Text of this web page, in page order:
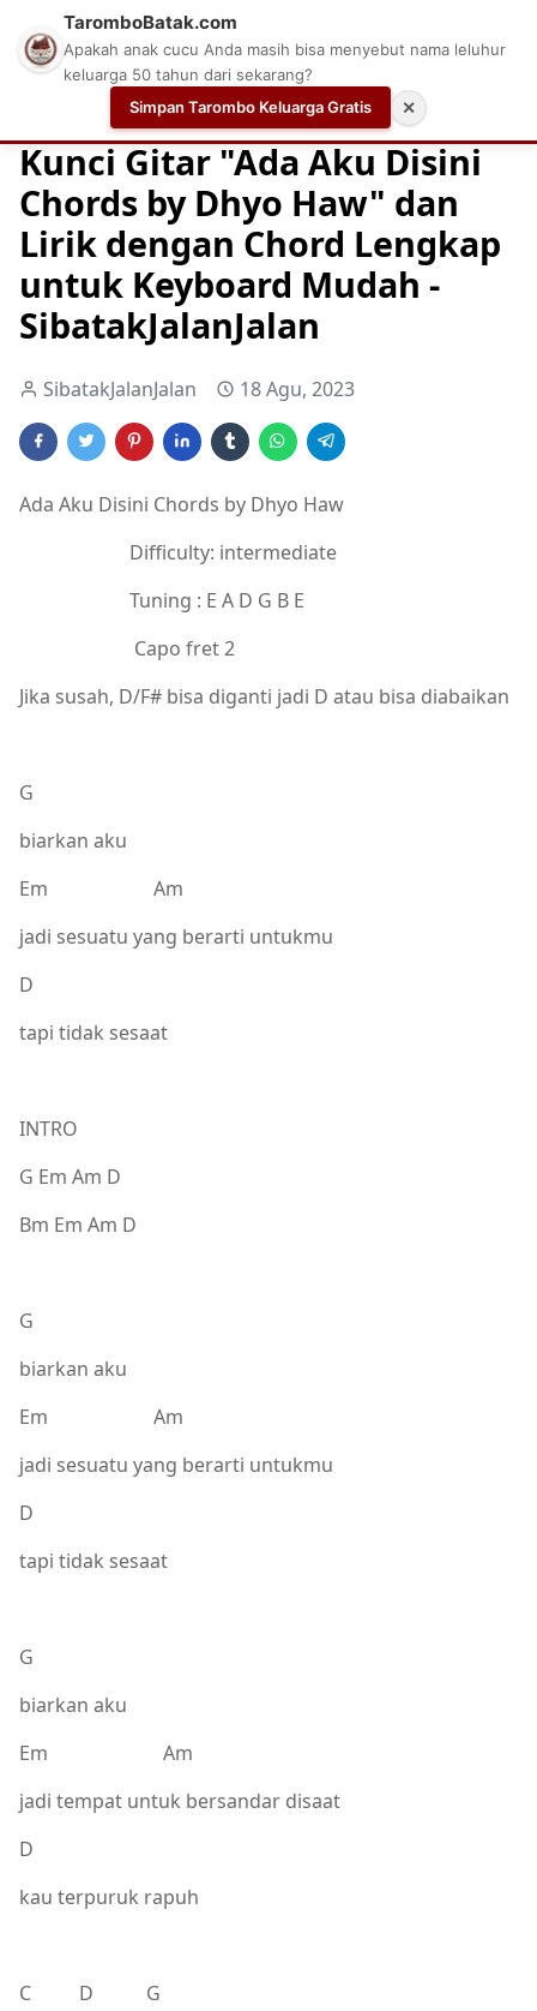
Chord Chord Gitar Easy Guitar Tabs
Kunci Gitar "Ada Aku Disini
Chords by Dhyo Haw" dan
Lirik dengan Chord Lengkap
untuk Keyboard Mudah -
SibatakJalanJalan
SibatakJalanJalan 18 Agu, 2023
Ada Aku Disini Chords by Dhyo Haw
Difficulty: intermediate
Tuning : E A D G B E
Capo fret 2
Jika susah, D/F# bisa diganti jadi D atau bisa diabaikan
G
biarkan aku
Em Am
jadi sesuatu yang berarti untukmu
D
tapi tidak sesaat
INTRO
G Em Am D
Bm Em Am D
G
biarkan aku
Em Am
jadi sesuatu yang berarti untukmu
D
tapi tidak sesaat
G
biarkan aku
Em Am
jadi tempat untuk bersandar disaat
D
kau terpuruk rapuh
C D G
TaromboBatak.com
Apakah anak cucu Anda masih bisa menyebut nama leluhur
keluarga 50 tahun dari sekarang?
Simpan Tarombo Keluarga Gratis
✕